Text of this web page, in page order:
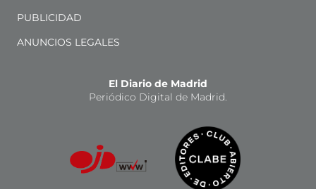
PUBLICIDAD
ANUNCIOS LEGALES
El Diario de Madrid
Periódico Digital de Madrid.